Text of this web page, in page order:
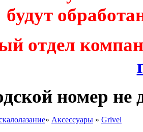
будут
отдел
номер не
» Аксессуары » Grivel